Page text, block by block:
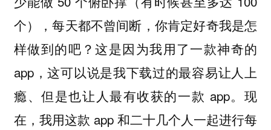
个），每天都不曾间断，你肯定好奇我是怎
样做到的吧？这是因为我用了一款神奇的
app，这可以说是我下载过的最容易让人上
瘾、但是也让人最有收获的一款 app。现
在，我用这款 app 和二十几个人一起进行每